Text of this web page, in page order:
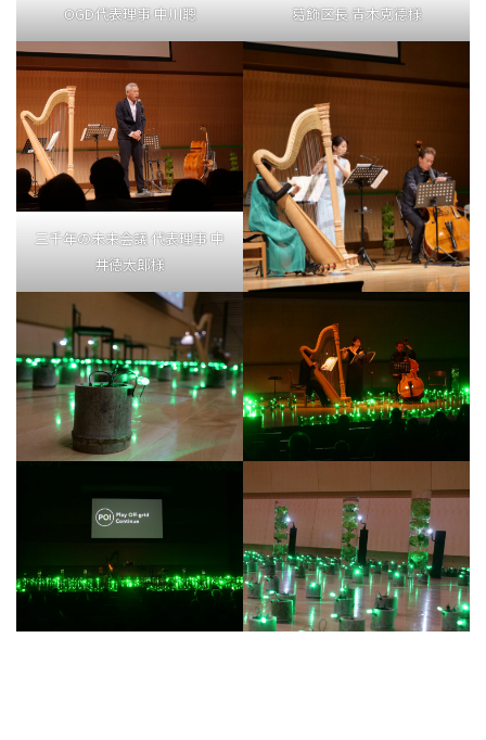
OGD代表理事 中川聰 葛飾区長 青木克德様
三千年の未来会議 代表理事 中
井徳太郎様